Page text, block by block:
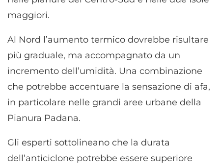
maggiori.
Al Nord l’aumento termico dovrebbe risultare
più graduale, ma accompagnato da un
incremento dell’umidità. Una combinazione
che potrebbe accentuare la sensazione di afa,
in particolare nelle grandi aree urbane della
Pianura Padana.
Gli esperti sottolineano che la durata
dell’anticiclone potrebbe essere superiore